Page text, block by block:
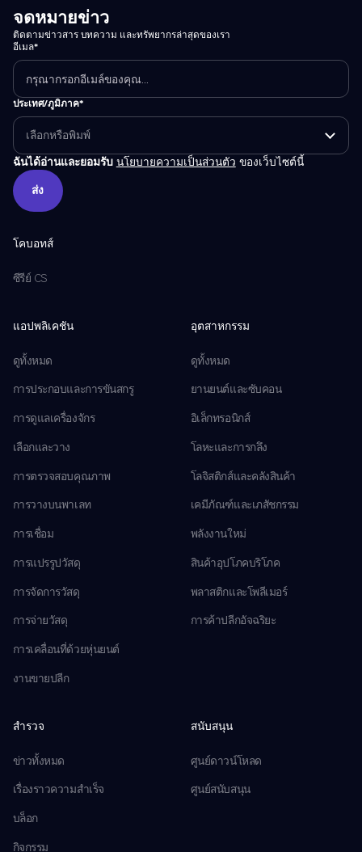
จดหมายข่าว
ติดตามข่าวสาร บทความ และทรัพยากรล่าสุดของเรา
อีเมล*
ประเทศ/ภูมิภาค*
ฉันได้อ่านและยอมรับ นโยบายความเป็นส่วนตัว ของเว็บไซต์นี้
ส่ง
ส่ง
โคบอทส์
ซีรีย์ CS
แอปพลิเคชัน
ดูทั้งหมด
การประกอบและการขันสกรู
การดูแลเครื่องจักร
เลือกและวาง
การตรวจสอบคุณภาพ
การวางบนพาเลท
การเชื่อม
การแปรรูปวัสดุ
การจัดการวัสดุ
การจ่ายวัสดุ
การเคลื่อนที่ด้วยหุ่นยนต์
งานขายปลีก
อุตสาหกรรม
ดูทั้งหมด
ยานยนต์และซับคอน
อิเล็กทรอนิกส์
โลหะและการกลึง
โลจิสติกส์และคลังสินค้า
เคมีภัณฑ์และเภสัชกรรม
พลังงานใหม่
สินค้าอุปโภคบริโภค
พลาสติกและโพลีเมอร์
การค้าปลีกอัจฉริยะ
สำรวจ
ข่าวทั้งหมด
เรื่องราวความสำเร็จ
บล็อก
กิจกรรม
สนับสนุน
ศูนย์ดาวน์โหลด
ศูนย์สนับสนุน